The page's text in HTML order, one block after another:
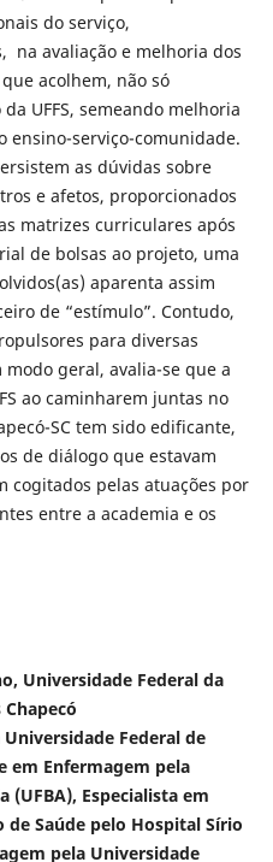
do serviço,
na avaliação e melhoria dos
acolhem, não só
UFFS, semeando melhoria
ensino-serviço-comunidade.
as dúvidas sobre
e afetos, proporcionados
matrizes curriculares após
de bolsas ao projeto, uma
aparenta assim
de “estímulo”. Contudo,
para diversas
geral, avalia-se que a
ao caminharem juntas no
SC tem sido edificante,
de diálogo que estavam
cogitados pelas atuações por
entre a academia e os
Universidade Federal da
Federal de
em Enfermagem pela
(UFBA), Especialista em
Saúde pelo Hospital Sírio
pela Universidade